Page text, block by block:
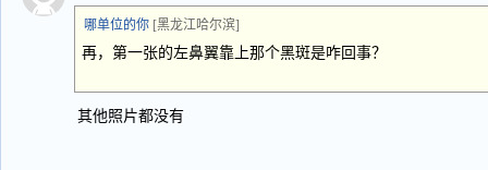
哪单位的你 [黑龙江哈尔滨]
再，第一张的左鼻翼靠上那个黑斑是咋回事？
其他照片都没有